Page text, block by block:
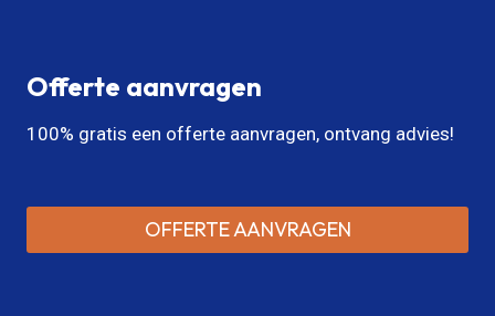
Offerte aanvragen
100% gratis een offerte aanvragen, ontvang advies!
OFFERTE AANVRAGEN